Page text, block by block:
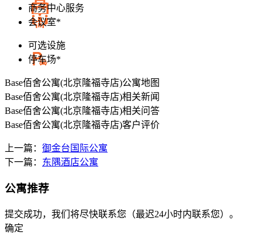
商务中心服务
会议室*
可选设施
停车场*
Base佰舍公寓(北京隆福寺店)公寓地图
© 2026 AutoNavi- GS(2019)6379号
Base佰舍公寓(北京隆福寺店)相关新闻
Base佰舍公寓(北京隆福寺店)相关问答
Base佰舍公寓(北京隆福寺店)客户评价
上一篇： 御金台国际公寓
下一篇： 东隅酒店公寓
公寓推荐
提交成功，我们将尽快联系您（最迟24小时内联系您）。
确定